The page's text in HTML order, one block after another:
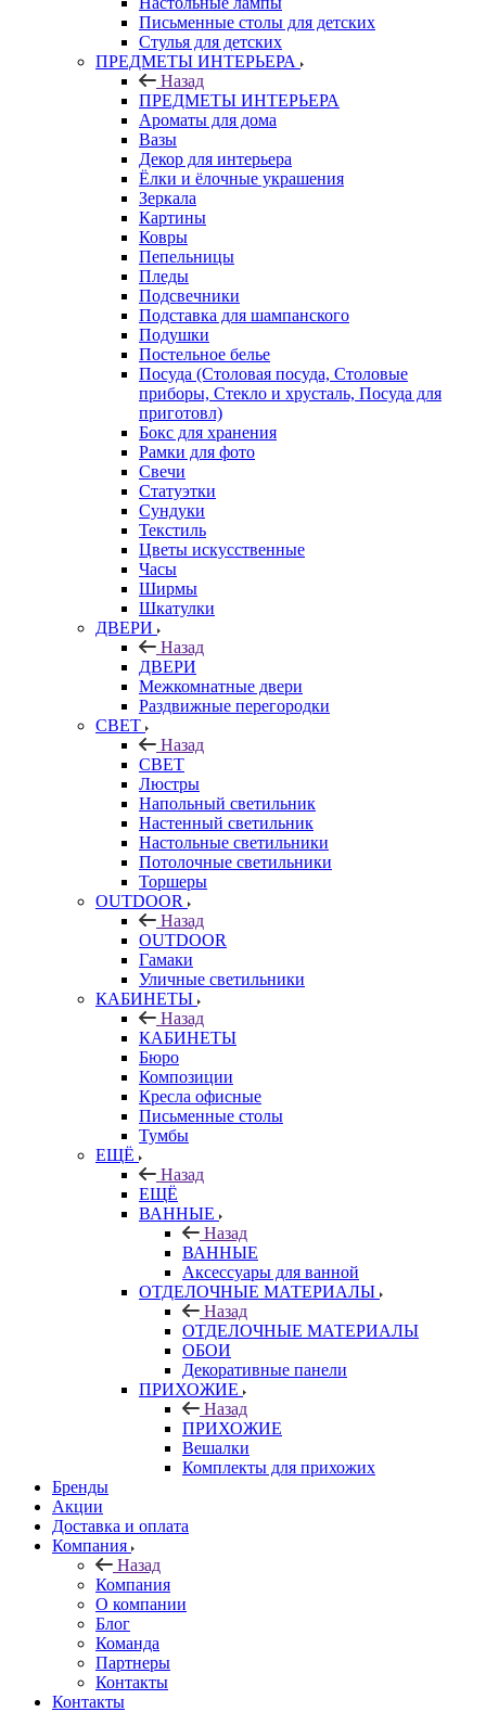
Письменные столы для детских
Стулья для детских
ПРЕДМЕТЫ ИНТЕРЬЕРА
Назад
ПРЕДМЕТЫ ИНТЕРЬЕРА
Ароматы для дома
Вазы
Декор для интерьера
Ёлки и ёлочные украшения
Зеркала
Картины
Ковры
Пепельницы
Пледы
Подсвечники
Подставка для шампанского
Подушки
Постельное белье
Посуда (Столовая посуда, Столовые
приборы, Стекло и хрусталь, Посуда для
приготовл)
Бокс для хранения
Рамки для фото
Свечи
Статуэтки
Сундуки
Текстиль
Цветы искусственные
Часы
Ширмы
Шкатулки
ДВЕРИ
Назад
ДВЕРИ
Межкомнатные двери
Раздвижные перегородки
СВЕТ
Назад
СВЕТ
Люстры
Напольный светильник
Настенный светильник
Настольные светильники
Потолочные светильники
Торшеры
OUTDOOR
Назад
OUTDOOR
Гамаки
Уличные светильники
КАБИНЕТЫ
Назад
КАБИНЕТЫ
Бюро
Композиции
Кресла офисные
Письменные столы
Тумбы
ЕЩЁ
Назад
ЕЩЁ
ВАННЫЕ
Назад
ВАННЫЕ
Аксессуары для ванной
ОТДЕЛОЧНЫЕ МАТЕРИАЛЫ
Назад
ОТДЕЛОЧНЫЕ МАТЕРИАЛЫ
ОБОИ
Декоративные панели
ПРИХОЖИЕ
Назад
ПРИХОЖИЕ
Вешалки
Комплекты для прихожих
Бренды
Акции
Доставка и оплата
Компания
Назад
Компания
О компании
Блог
Команда
Партнеры
Контакты
Контакты